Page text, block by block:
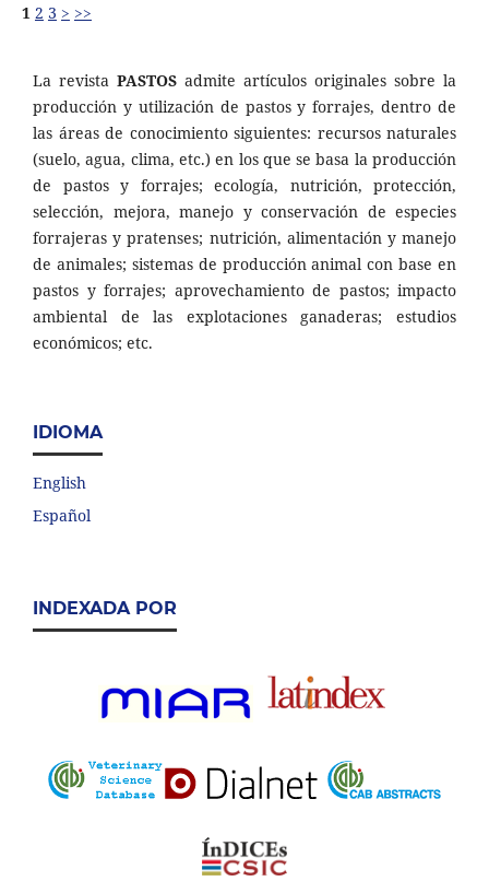
1 2 3 > >>
La revista PASTOS admite artículos originales sobre la
producción y utilización de pastos y forrajes, dentro de
las áreas de conocimiento siguientes: recursos naturales
(suelo, agua, clima, etc.) en los que se basa la producción
de pastos y forrajes; ecología, nutrición, protección,
selección, mejora, manejo y conservación de especies
forrajeras y pratenses; nutrición, alimentación y manejo
de animales; sistemas de producción animal con base en
pastos y forrajes; aprovechamiento de pastos; impacto
ambiental de las explotaciones ganaderas; estudios
económicos; etc.
IDIOMA
English
Español
INDEXADA POR